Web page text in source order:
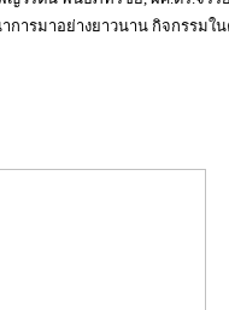
ารมาอย่างยาวนาน กิจกรรม